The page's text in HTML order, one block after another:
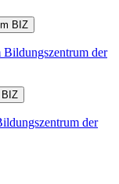
BIZ
der
BIZ
der